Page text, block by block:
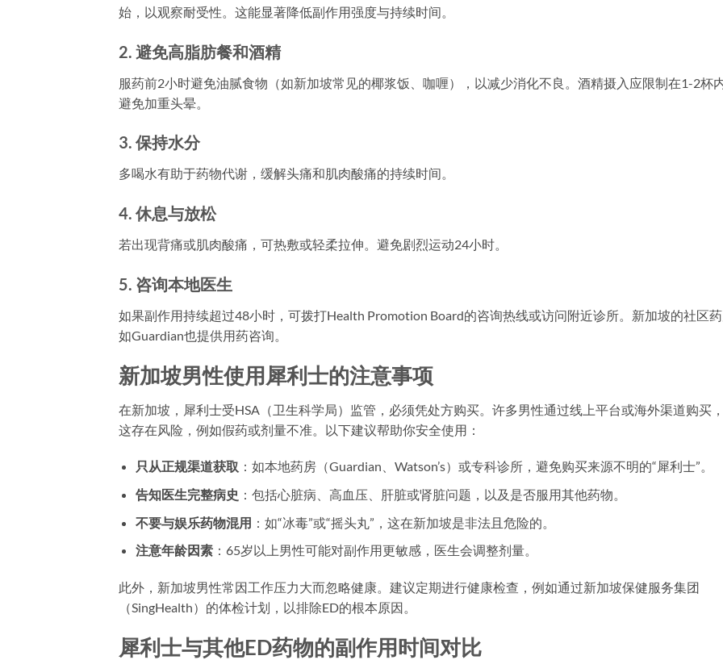
始，以观察耐受性。这能显著降低副作用强度与持续时间。
2. 避免高脂肪餐和酒精
服药前2小时避免油腻食物（如新加坡常见的椰浆饭、咖喱），以减少消化不良。酒精摄入应限制在1-2杯
避免加重头晕。
3. 保持水分
多喝水有助于药物代谢，缓解头痛和肌肉酸痛的持续时间。
4. 休息与放松
若出现背痛或肌肉酸痛，可热敷或轻柔拉伸。避免剧烈运动24小时。
5. 咨询本地医生
如果副作用持续超过48小时，可拨打Health Promotion Board的咨询热线或访问附近诊所。新加坡的社区
如Guardian也提供用药咨询。
新加坡男性使用犀利士的注意事项
在新加坡，犀利士受HSA（卫生科学局）监管，必须凭处方购买。许多男性通过线上平台或海外渠道购买
这存在风险，例如假药或剂量不准。以下建议帮助你安全使用：
只从正规渠道获取 ：如本地药房（Guardian、Watson’s）或专科诊所，避免购买来源不明的“犀利士”。
告知医生完整病史 ：包括心脏病、高血压、肝脏或肾脏问题，以及是否服用其他药物。
不要与娱乐药物混用 ：如“冰毒”或“摇头丸”，这在新加坡是非法且危险的。
注意年龄因素：65岁以上男性可能对副作用更敏感，医生会调整剂量。
此外，新加坡男性常因工作压力大而忽略健康。建议定期进行健康检查，例如通过新加坡保健服务集团
（SingHealth）的体检计划，以排除ED的根本原因。
犀利士与其他ED药物的副作用时间对比